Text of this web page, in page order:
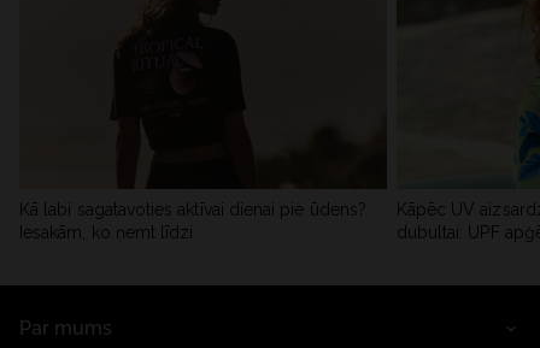
Kā labi sagatavoties aktīvai dienai pie ūdens?
Iesakām, ko ņemt līdzi
Kāpēc UV
dubultai: UPF
Par mums